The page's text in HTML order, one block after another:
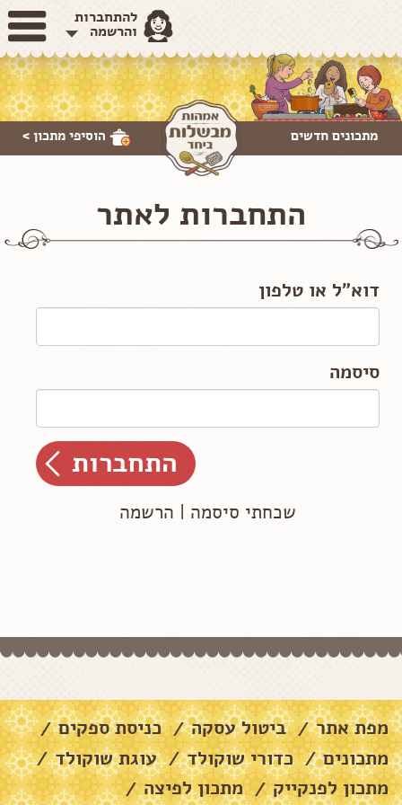
להתחברות
והרשמה
הוסיפי מתכון > מתכונים חדשים
התחברות לאתר
דוא"ל או טלפון
סיסמה
שכחתי סיסמה | הרשמה
מפת אתר / ביטול עסקה / כניסת ספקים /
מתכונים / כדורי שוקולד / עוגת שוקולד /
מתכון לפנקייק / מתכון לפיצה /